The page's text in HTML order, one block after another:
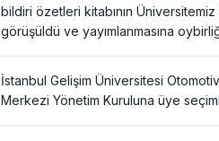
bildiri özetleri kitabının Üniversitemiz
görüşüldü ve yayımlanmasına
İstanbul Gelişim Üniversitesi
Merkezi Yönetim Kuruluna üye